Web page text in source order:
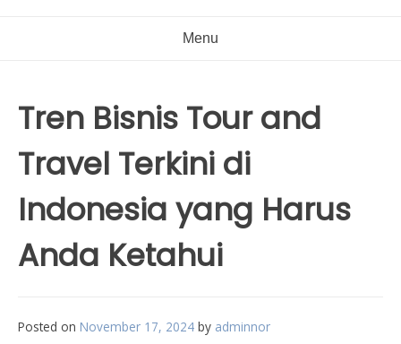
Menu
Tren Bisnis Tour and
Travel Terkini di
Indonesia yang Harus
Anda Ketahui
Posted on November 17, 2024 by adminnor